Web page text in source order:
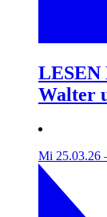
LESEN
Walter
Mi 25.03.26